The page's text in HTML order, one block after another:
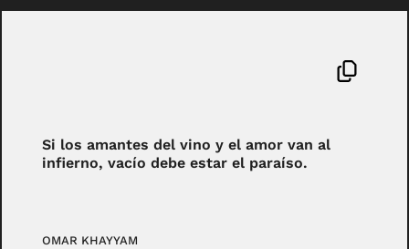
Si los amantes del vino y el amor van al
infierno, vacío debe estar el paraíso.
OMAR KHAYYAM